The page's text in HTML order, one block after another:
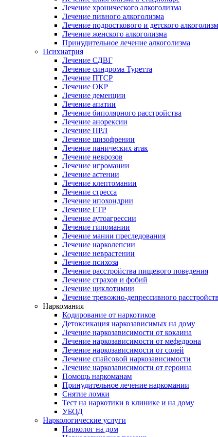
Лечение хронического алкоголизма
Лечение пивного алкоголизма
Лечение подросткового и детского
Лечение женского алкоголизма
Принудительное лечение алкоголизма
Психиатрия
Лечение СДВГ
Лечение синдрома Туретта
Лечение ПТСР
Лечение ОКР
Лечение деменции
Лечение апатии
Лечение биполярного расстройства
Лечение анорексии
Лечение ПРЛ
Лечение шизофрении
Лечение панических атак
Лечение неврозов
Лечение игромании
Лечение астении
Лечение клептомании
Лечение стресса
Лечение ипохондрии
Лечение ГТР
Лечение аутоагрессии
Лечение гипомании
Лечение мании преследования
Лечение нарколепсии
Лечение неврастении
Лечение психоза
Лечение расстройства пищевого поведения
Лечение страхов и фобий
Лечение циклотимии
Лечение тревожно-депрессивного
Наркомания
Кодирование от наркотиков
Детоксикация наркозависимых на дому
Лечение наркозависимости от кокаина
Лечение наркозависимости от мефедрона
Лечение наркозависимости от солей
Лечение спайсовой наркозависимости
Лечение наркозависимости от героина
Помощь наркоманам
Принудительное лечение наркомании
Снятие ломки
Тест на наркотики в клинике и на дому
УБОД
Наркологические услуги
Нарколог на дом